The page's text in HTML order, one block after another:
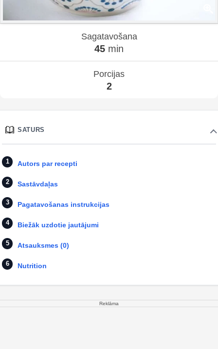
Sagatavošana
45 min
Porcijas
2
SATURS
Autors par recepti
Sastāvdaļas
Pagatavošanas instrukcijas
Biežāk uzdotie jautājumi
Atsauksmes (0)
Nutrition
Reklāma